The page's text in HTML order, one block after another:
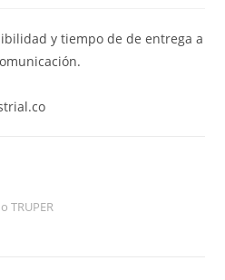
y tiempo de de entrega a
TRUPER